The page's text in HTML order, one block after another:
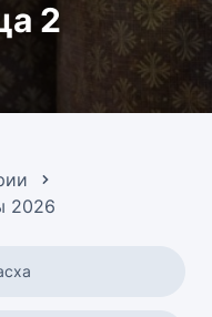
2
2026